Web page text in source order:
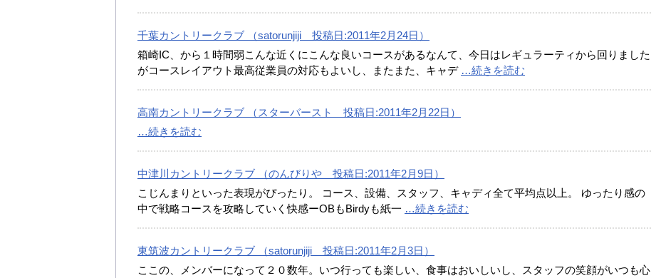
千葉カントリークラブ （satorunjiji 投稿日:2011年2月24日）
箱崎IC、から１時間弱こんな近くにこんな良いコースがあるなんて、今日はレギュラーティから回りました
がコースレイアウト最高従業員の対応もよいし、またまた、キャデ …続きを読む
高南カントリークラブ （スターバースト 投稿日:2011年2月22日）
…続きを読む
中津川カントリークラブ （のんびりや 投稿日:2011年2月9日）
こじんまりといった表現がぴったり。 コース、設備、スタッフ、キャディ全て平均点以上。 ゆったり感の
中で戦略コースを攻略していく快感ーOBもBirdyも紙一 …続きを読む
東筑波カントリークラブ （satorunjiji 投稿日:2011年2月3日）
ここの、メンバーになって２０数年。いつ行っても楽しい、食事はおいしいし、スタッフの笑顔がいつも心